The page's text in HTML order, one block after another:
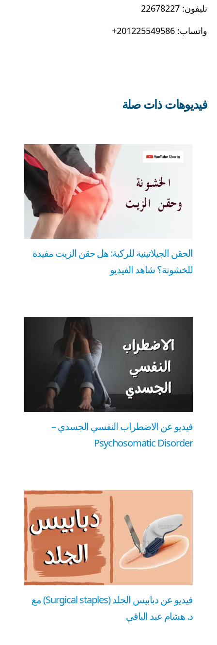
تليفون: 22678227
واتساب: 201225549586+
فيديوهات ذات صلة
الحقن الجيلاتينية للركبة: هل حقن الزيت مفيدة
للخشونة؟ شاهد الفيديو
فيديو عن الاضطراب النفسي الجسدي –
Psychosomatic Disorder
فيديو عن دبابيس الجلد (Surgical staples) مع
د. هشام عبد الباقي